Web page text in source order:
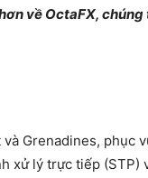
về OctaFX, chúng
Grenadines, phục
xử lý trực tiếp (STP)